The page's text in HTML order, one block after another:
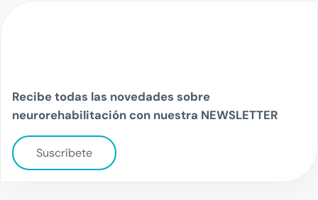
Recibe todas las novedades sobre
neurorehabilitación con nuestra NEWSLETTER
Suscríbete